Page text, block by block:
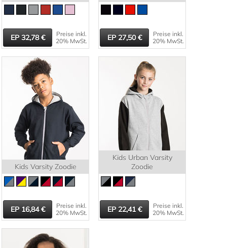
32,78
Preise inkl.
20% MwSt.
27,50
Preise inkl.
20% MwSt.
Kids Varsity Zoodie
16,84
Preise inkl.
20% MwSt.
Kids Urban Varsity
Zoodie
22,41
Preise inkl.
20% MwSt.